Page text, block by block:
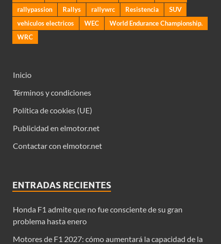
rallypassion
Rallys rallywrc Resistencia
SUV
vehiculos electricos
WEC
World Endurance Championship.
WRC
Inicio
Términos y condiciones
Política de cookies (UE)
Publicidad en elmotor.net
Contactar con elmotor.net
ENTRADAS RECIENTES
Honda F1 admite que no fue consciente de su gran
problema hasta enero
Motores de F1 2027: cómo aumentará la capacidad de la